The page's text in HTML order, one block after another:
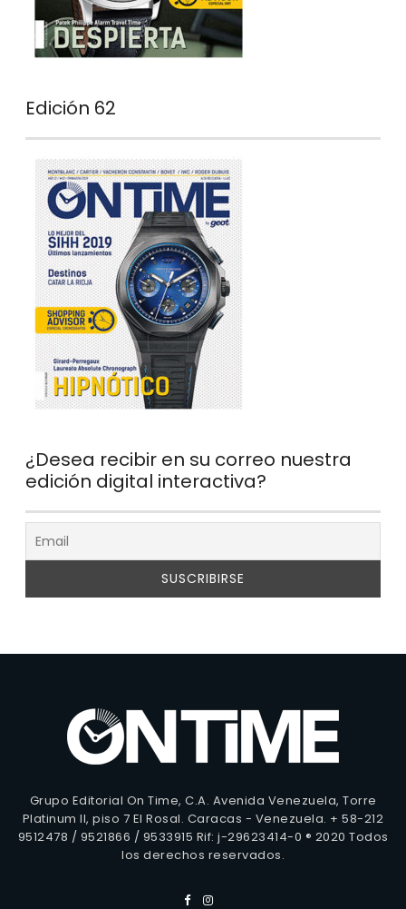
Edición 62
¿Desea recibir en su correo nuestra
edición digital interactiva?
Grupo Editorial On Time, C.A. Avenida Venezuela, Torre
Platinum II, piso 7 El Rosal. Caracas - Venezuela. + 58-212
9512478 / 9521866 / 9533915 Rif: j-29623414-0 ® 2020 Todos
los derechos reservados.